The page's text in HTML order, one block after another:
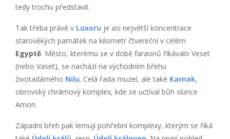
tedy trochu představit.
Tak třeba právě v Luxoru je asi největší koncentrace
starověkých památek na kilometr čtvereční v celém
Egyptě. Město, kterému se v době faraonů říkávalo Veset
(nebo Vaset), se nachází na východním břehu
životadárného Nilu. Celá řada muzeí, ale také Karnak,
obrovský chrámový komplex, kde se uctíval bůh slunce
Amon.
Západní břeh pak lemují pohřební komplexy, kterým se říká